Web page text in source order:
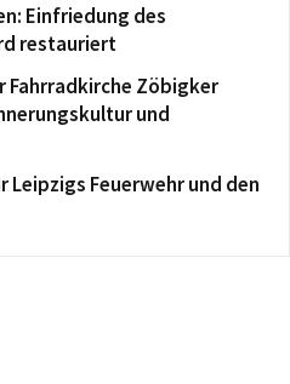
Einfriedung des
restauriert
Fahrradkirche Zöbigker
und
Leipzigs Feuerwehr und den